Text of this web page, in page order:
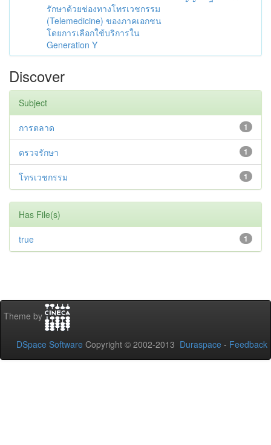
รักษาด้วยช่องทางโทรเวชกรรม
(Telemedicine) ของภาคเอกชน
โดยการเลือกใช้บริการใน
Generation Y
Discover
Subject
1
การตลาด
1
ตรวจรักษา
1
โทรเวชกรรม
Has File(s)
1
true
Theme by
DSpace Software Copyright © 2002-2013 Duraspace - Feedback